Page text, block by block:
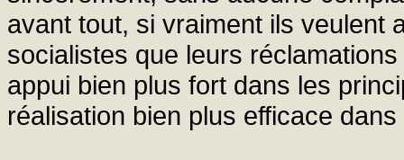
avant tout, si vraiment ils veulent
socialistes que leurs
appui bien plus fort dans les
réalisation bien plus efficace